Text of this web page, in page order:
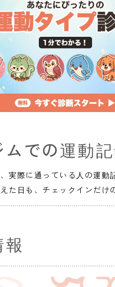
ムでの運動
、実際に通っている人の運
た日も、チェックインだけ